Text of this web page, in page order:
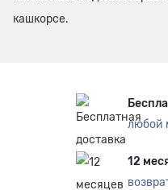
кашкорсе.
любой
12